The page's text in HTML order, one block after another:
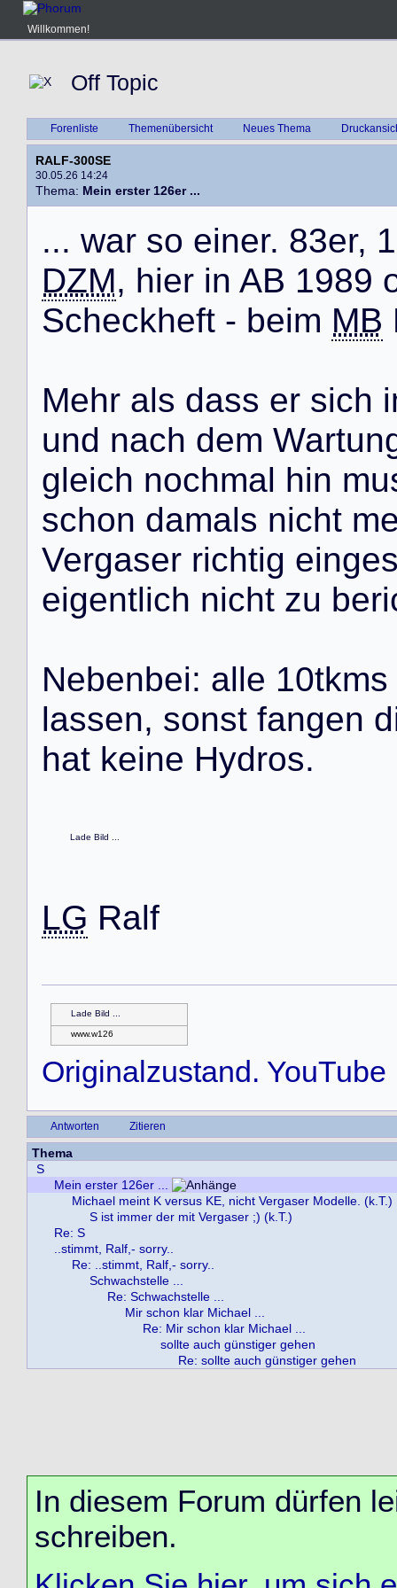
Willkommen!
Off Topic
Forenliste Themenübersicht Neues Thema
RALF-300SE
30.05.26 14:24
Thema: Mein erster 126er ...
... war so einer. 83er, 1
DZM, hier in AB 1989
Scheckheft - beim MB
Mehr als dass er sich i
und nach dem Wartun
gleich nochmal hin mu
schon damals nicht m
Vergaser richtig einge
eigentlich nicht zu beri
Nebenbei: alle 10tkms
lassen, sonst fangen d
hat keine Hydros.
Lade Bild ...
LG Ralf
Lade Bild ...
www.w126
Originalzustand. YouTube
Antworten Zitieren
Thema
S
Mein erster 126er ...
Michael meint K versus KE, nicht Vergaser Modelle. (k.T.)
S ist immer der mit Vergaser ;) (k.T.)
Re: S
..stimmt, Ralf,- sorry..
Re: ..stimmt, Ralf,- sorry..
Schwachstelle ...
Re: Schwachstelle ...
Mir schon klar Michael ...
Re: Mir schon klar Michael ...
sollte auch günstiger gehen
Re: sollte auch günstiger gehen
In diesem Forum dürfen
schreiben.